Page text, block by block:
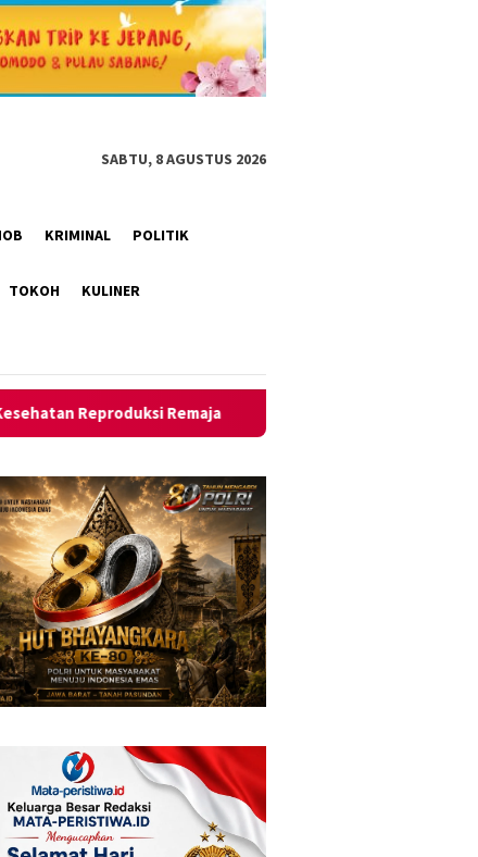
SABTU, 8 AGUSTUS 2026
KRIMINAL POLITIK
TOKOH KULINER
Polresta Bandung gerebek gudang miras di